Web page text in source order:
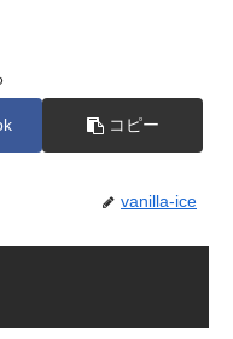
コピー
vanilla-ice